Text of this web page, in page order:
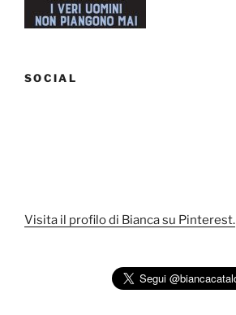
SOCIAL
Visita il profilo di Bianca su Pinterest.